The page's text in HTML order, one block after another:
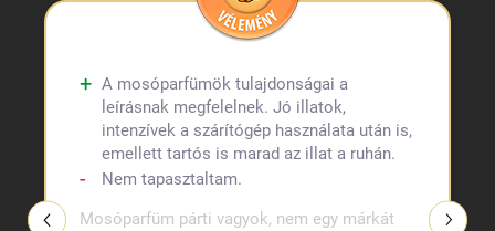
A mosóparfümök tulajdonságai a
leírásnak megfelelnek. Jó illatok,
intenzívek a szárítógép használata után is,
emellett tartós is marad az illat a ruhán.
Nem tapasztaltam.
Mosóparfüm párti vagyok, nem egy márkát